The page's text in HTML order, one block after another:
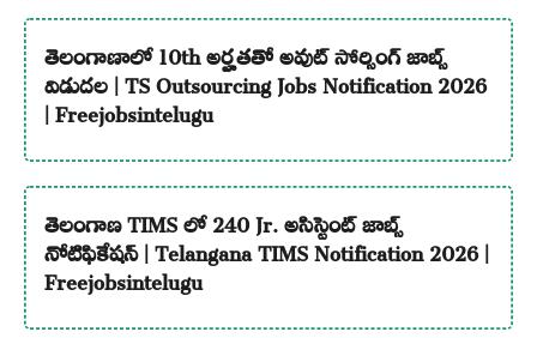
తెలంగాణాలో 10th అర్హతతో అవుట్ సోర్సింగ్ జాబ్స్
విడుదల | TS Outsourcing Jobs Notification 2026
| Freejobsintelugu
తెలంగాణ TIMS లో 240 Jr. అసిస్టెంట్ జాబ్స్
నోటిఫికేషన్ | Telangana TIMS Notification 2026 |
Freejobsintelugu